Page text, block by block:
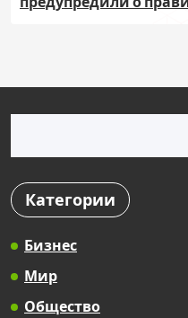
Категории
Бизнес
Мир
Общество